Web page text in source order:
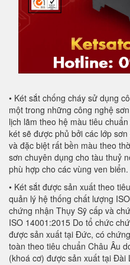
• Két sắt chống cháy sử dụng
một trong những công nghệ
lịch lãm theo hệ màu tiêu
két sẽ được phủ bởi các lớp
và đặc biệt rất bền màu theo
sơn chuyên dụng cho tàu thuỷ
phù hợp cho các vùng ven biển.
• Két sắt được sản xuất theo
quản lý hệ thống chất lượng
chứng nhận Thụy Sỹ cấp và
ISO 14001:2015 Do tổ chức
được sản xuất tại Đức, có
toàn theo tiêu chuẩn Châu Âu
(khoá cơ) được sản xuất tại Đài